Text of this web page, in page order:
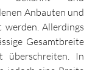
Anbauten und
werden. Allerdings
Gesamtbreite
In